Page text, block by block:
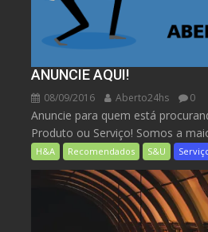
ANUNCIE AQUI!
08/09/2016 Aberto24hs 0
Anuncie para quem está
Produto ou Serviço! Somos a
H&A Recomendados S&U